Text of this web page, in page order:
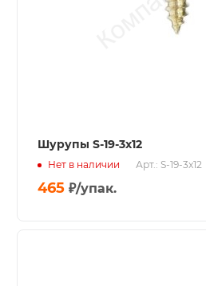
Шурупы S-19-3x12
Нет в наличии Арт.: S-19-3x12
465 ₽/упак.